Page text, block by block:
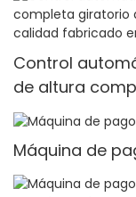
Control
de altura
automática de
fábrica de China
Máquina de